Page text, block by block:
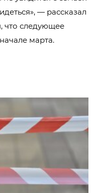
— рассказал
что следующее
марта.